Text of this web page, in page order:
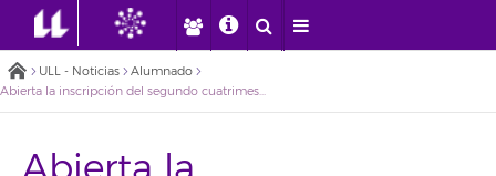
ULL - Noticias
Alumnado
Abierta la inscripción del segundo cuatrimestre del Servicio de Idiomas de la ULL con más de 300 ayudas